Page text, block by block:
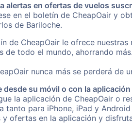
alertas en ofertas de vuelos
en el boletín de CheapOair y
de Bariloche.
de CheapOair le ofrece
de todo el mundo, ahorrando más.
nunca más se perderá de
desde su móvil o con la
la aplicación de CheapOair o
tanto para iPhone, iPad y
y ofertas en la aplicación y